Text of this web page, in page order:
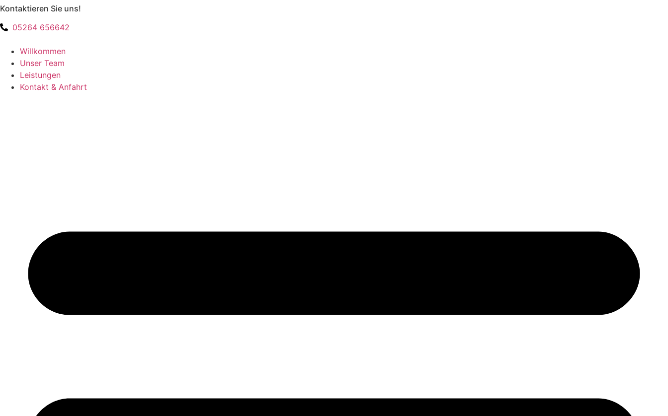
Zum
Inhalt
springen
Kontaktieren Sie uns!
05264 656642
Willkommen
Unser Team
Leistungen
Kontakt & Anfahrt